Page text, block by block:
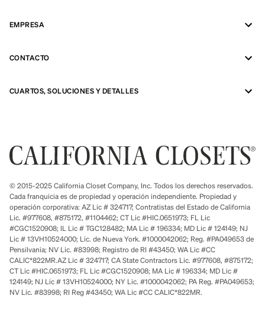
EMPRESA
CONTACTO
CUARTOS, SOLUCIONES Y DETALLES
© 2015-2025 California Closet Company, Inc. Todos los derechos reservados.
Cada franquicia es de propiedad y operación independiente. Propiedad y
operación corporativa: AZ Lic # 324717; Contratistas del Estado de California
Lic. #977608, #875172, #1104462; CT Lic #HIC.0651973; FL Lic
#CGC1520908; IL Lic # TGC128482; MA Lic # 196334; MD Lic # 124149; NJ
Lic # 13VH10524000; Lic. de Nueva York. #1000042062; Reg. #PA049653 de
Pensilvania; NV Lic. #83998; Registro de RI #43450; WA Lic #CC
CALIC*822MR.AZ Lic # 324717; CA State Contractors Lic. #977608, #875172;
CT Lic #HIC.0651973; FL Lic #CGC1520908; MA Lic # 196334; MD Lic #
124149; NJ Lic # 13VH10524000; NY Lic. #1000042062; PA Reg. #PA049653;
NV Lic. #83998; RI Reg #43450; WA Lic #CC CALIC*822MR.